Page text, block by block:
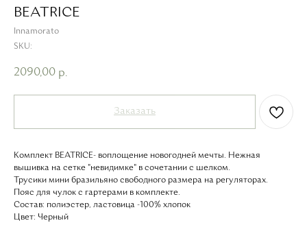
BEATRICE
Innamorato
SKU:
2090,00 р.
Заказать
Комплект BEATRICE- воплощение новогодней мечты. Нежная
вышивка на сетке "невидимке" в сочетании с шелком.
Трусики мини бразильяно свободного размера на регуляторах.
Пояс для чулок с гартерами в комплекте.
Состав: полиэстер, ластовица -100% хлопок
Цвет: Черный